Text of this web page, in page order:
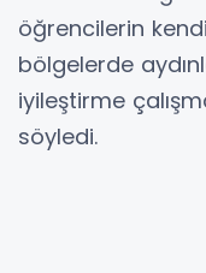
öğrencilerin
bölgelerde
iyileştirme
söyledi.